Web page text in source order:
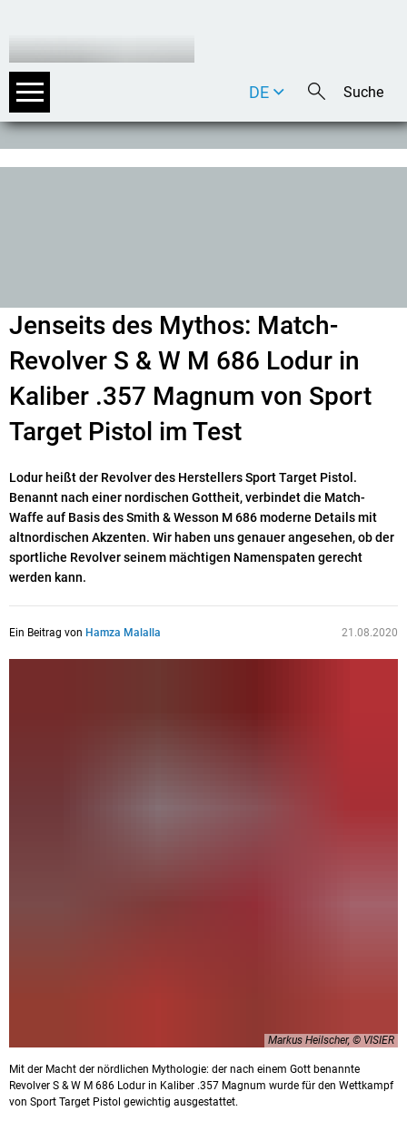
DE
EN
Jenseits des Mythos: Match-
Revolver S & W M 686 Lodur in
Kaliber .357 Magnum von Sport
Target Pistol im Test
Lodur heißt der Revolver des Herstellers Sport Target Pistol.
Benannt nach einer nordischen Gottheit, verbindet die Match-
Waffe auf Basis des Smith & Wesson M 686 moderne Details mit
altnordischen Akzenten. Wir haben uns genauer angesehen, ob der
sportliche Revolver seinem mächtigen Namenspaten gerecht
werden kann.
Ein Beitrag von Hamza Malalla 21.08.2020
Markus Heilscher, © VISIER
Mit der Macht der nördlichen Mythologie: der nach einem Gott benannte
Revolver S & W M 686 Lodur in Kaliber .357 Magnum wurde für den Wettkampf
von Sport Target Pistol gewichtig ausgestattet.